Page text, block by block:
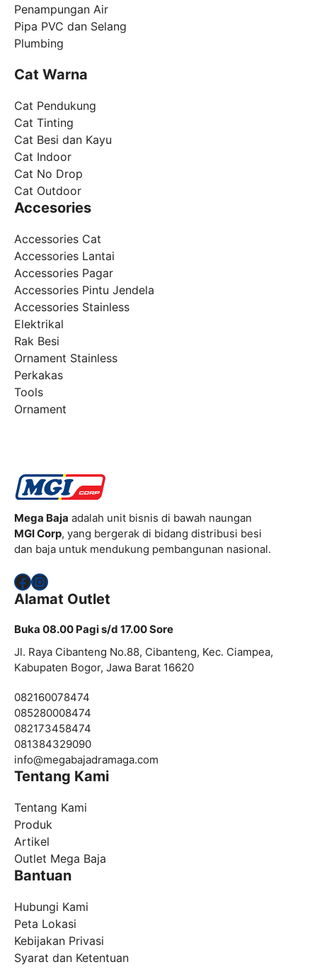
Penampungan Air
Pipa PVC dan Selang
Plumbing
Cat Warna
Cat Pendukung
Cat Tinting
Cat Besi dan Kayu
Cat Indoor
Cat No Drop
Cat Outdoor
Accesories
Accessories Cat
Accessories Lantai
Accessories Pagar
Accessories Pintu Jendela
Accessories Stainless
Elektrikal
Rak Besi
Ornament Stainless
Perkakas
Tools
Ornament
Mega Baja adalah unit bisnis di bawah naungan
MGI Corp, yang bergerak di bidang distribusi besi
dan baja untuk mendukung pembangunan nasional.
Facebook
Instagram
Alamat Outlet
Buka 08.00 Pagi s/d 17.00 Sore
Jl. Raya Cibanteng No.88, Cibanteng, Kec. Ciampea,
Kabupaten Bogor, Jawa Barat 16620
082160078474
085280008474
082173458474
081384329090
info@megabajadramaga.com
Tentang Kami
Tentang Kami
Produk
Artikel
Outlet Mega Baja
Bantuan
Hubungi Kami
Peta Lokasi
Kebijakan Privasi
Syarat dan Ketentuan